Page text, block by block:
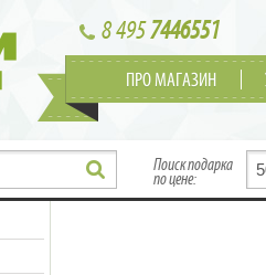
8 4957446551
ПРО МАГАЗИН
Поиск подарка
по цене: